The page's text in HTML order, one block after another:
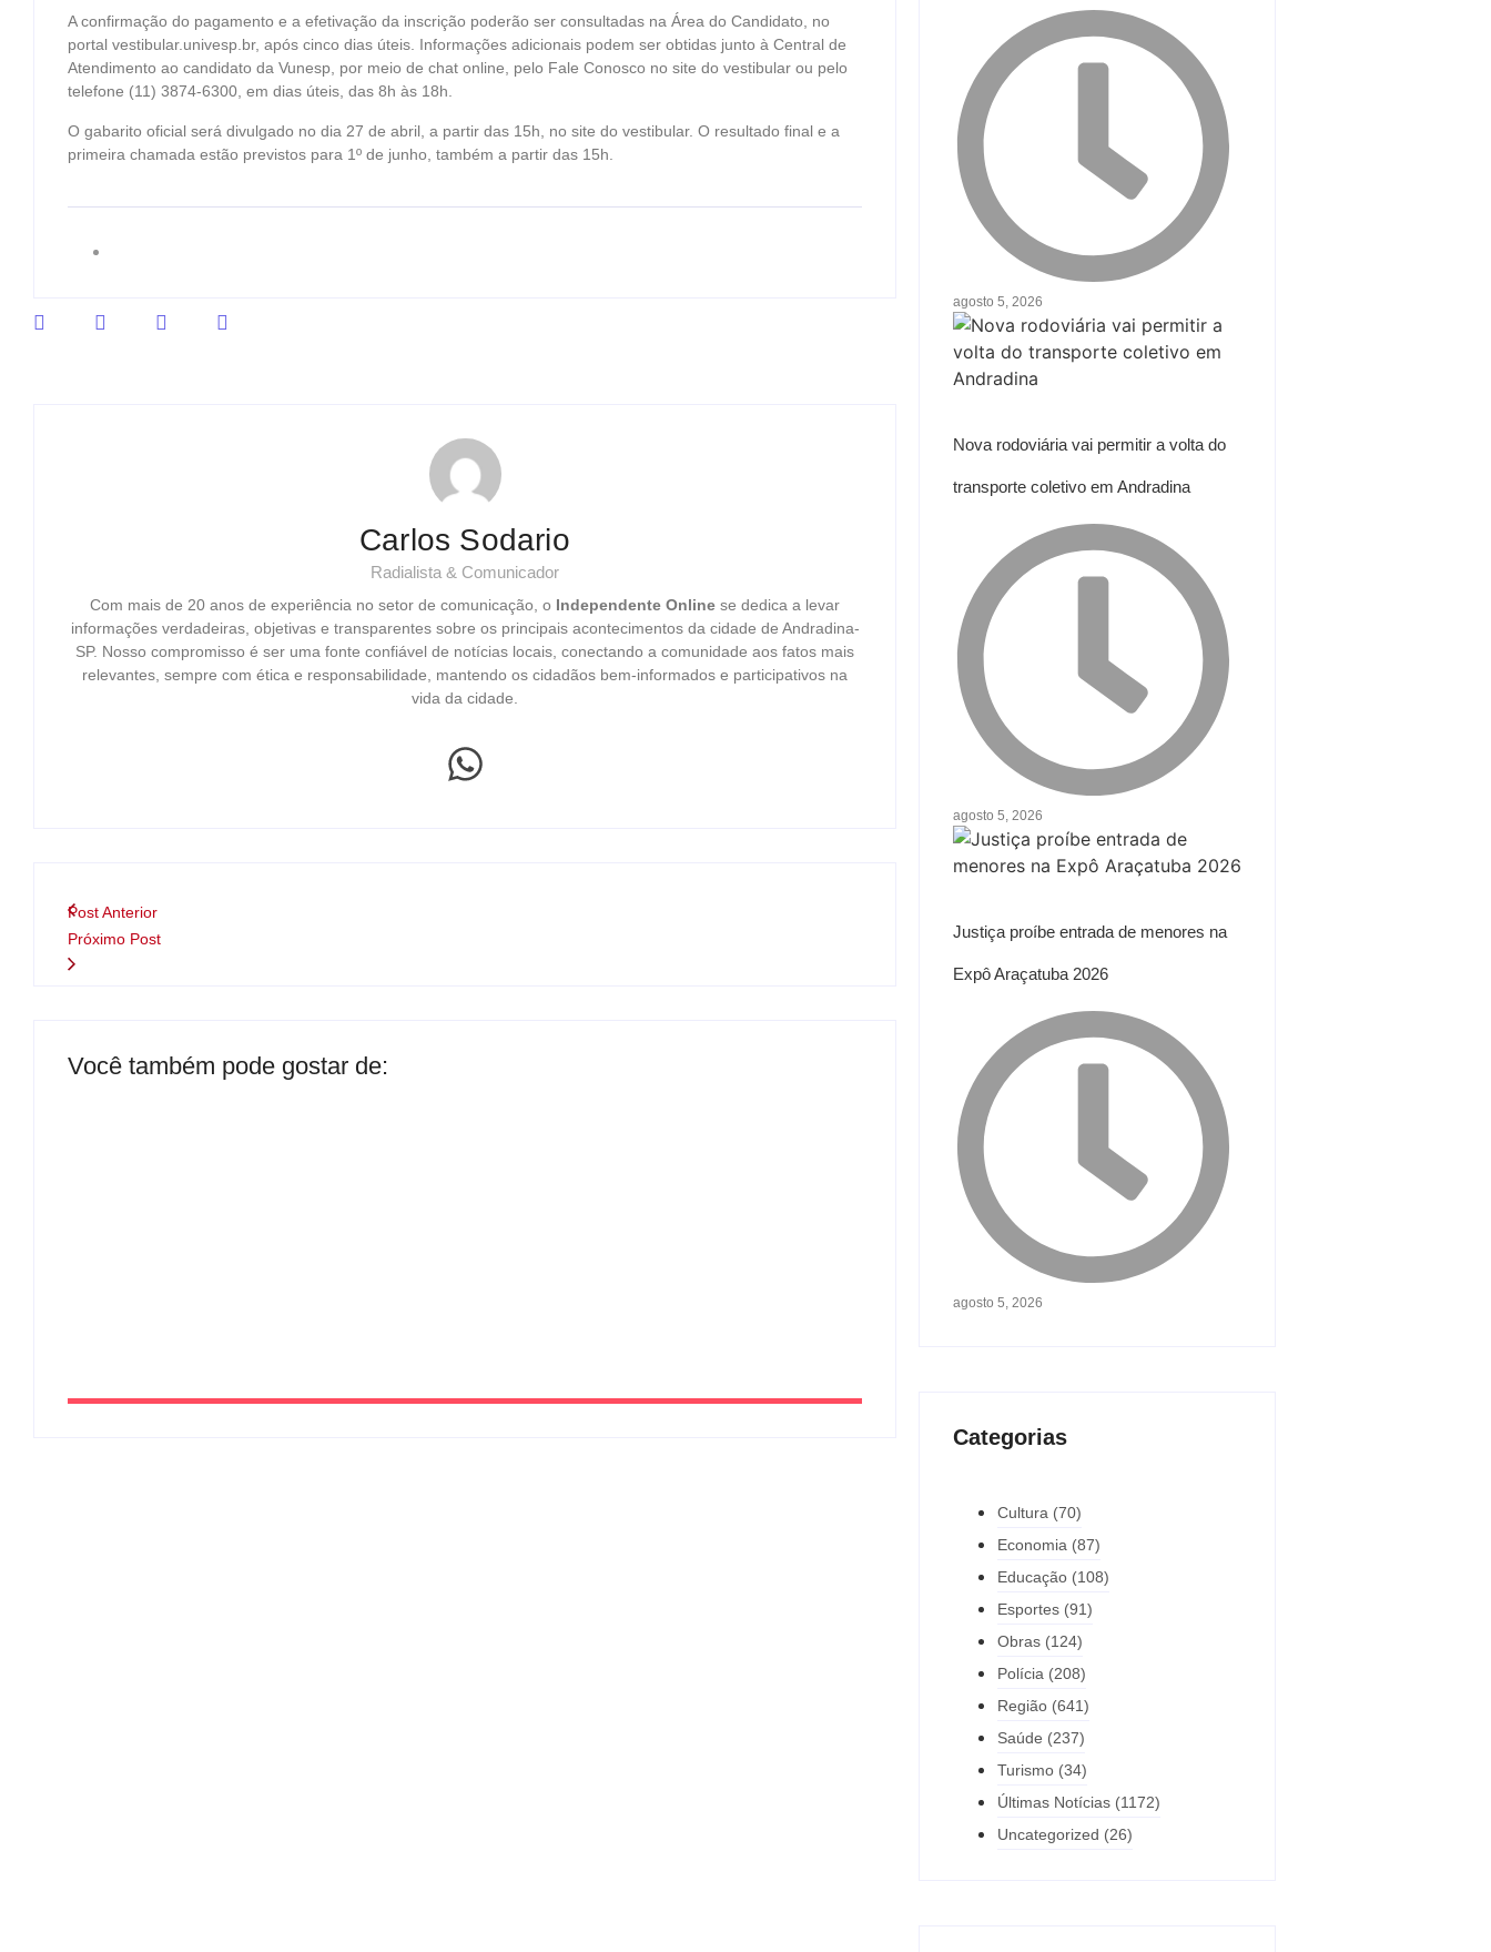
A confirmação do pagamento e a efetivação da inscrição poderão ser consultadas na Área do Candidato, no
portal vestibular.univesp.br, após cinco dias úteis. Informações adicionais podem ser obtidas junto à Central de
Atendimento ao candidato da Vunesp, por meio de chat online, pelo Fale Conosco no site do vestibular ou pelo
telefone (11) 3874-6300, em dias úteis, das 8h às 18h.
O gabarito oficial será divulgado no dia 27 de abril, a partir das 15h, no site do vestibular. O resultado final e a
primeira chamada estão previstos para 1º de junho, também a partir das 15h.
Carlos Sodario
Radialista & Comunicador
Com mais de 20 anos de experiência no setor de comunicação, o Independente Online se dedica a levar
informações verdadeiras, objetivas e transparentes sobre os principais acontecimentos da cidade de Andradina-
SP. Nosso compromisso é ser uma fonte confiável de notícias locais, conectando a comunidade aos fatos mais
relevantes, sempre com ética e responsabilidade, mantendo os cidadãos bem-informados e participativos na
vida da cidade.
Post Anterior
Próximo Post
Você também pode gostar de:
agosto 5, 2026
Nova rodoviária vai permitir a volta do
transporte coletivo em Andradina
agosto 5, 2026
Justiça proíbe entrada de menores na
Expô Araçatuba 2026
agosto 5, 2026
Categorias
Cultura (70)
Economia (87)
Educação (108)
Esportes (91)
Obras (124)
Polícia (208)
Região (641)
Saúde (237)
Turismo (34)
Últimas Notícias (1172)
Uncategorized (26)